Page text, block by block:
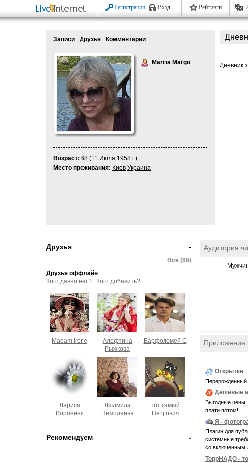
Регистрация Вход Рейтинги
Записи Друзья Комментарии
Marina Margo
Возраст: 68 (11 Июля 1958 г.)
Место проживания: Киев Украина
Дневник
-
Друзья
Все (89)
Друзья оффлайн
Кого давно нет?
Кого добавить?
Madam Irene
Алефтина
Рыжкова
Варфоломей С
Лариса
Воронина
Людмила
Немоляева
тот самый
Петрович
-
Рекомендуем
Аудитория
Приложения
Открытки
Перерожденный
Дешевые
Выгодные цены,
плати потом!
Я -
Плагин для
системные
со включенным
ТоррНАДО -